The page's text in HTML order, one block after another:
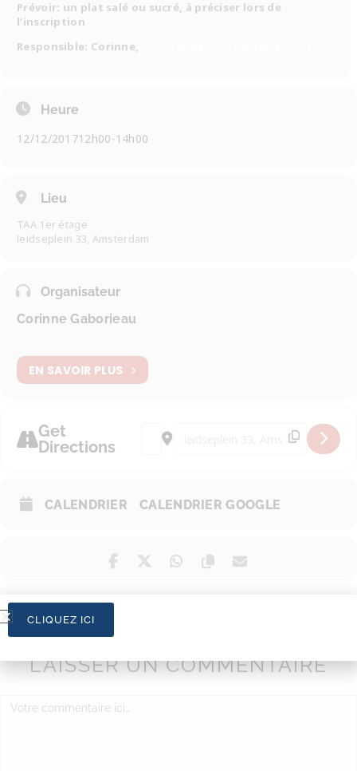
Prévoir: un plat salé ou sucré, à préciser lors de
l’inscription
Responsible: Corinne,
Heure
12/12/201712h00-14h00
Lieu
TAA 1er étage
leidseplein 33, Amsterdam
Organisateur
Corinne Gaborieau
EN SAVOIR PLUS
Get
Directions
Address - Fête de Noël… Déjeuner de
Destination Address - Fête de
CALENDRIER CALENDRIER GOOGLE
LAISSER UN COMMENTAIRE
CLIQUEZ ICI